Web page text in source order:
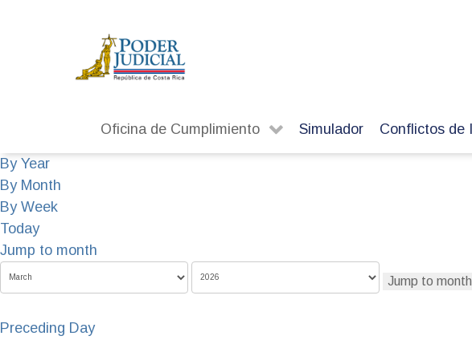
Oficina de Cumplimiento Simulador Conflictos de
By Year
By Month
By Week
Today
Jump to month
Jump to month
Preceding Day